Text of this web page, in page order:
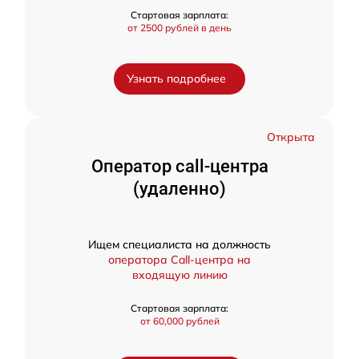
Стартовая зарплата:
от 2500 рублей в день
Узнать подробнее
Открыта
Оператор call-центра
(удаленно)
Ищем специалиста на должность
оператора Call-центра на
входящую линию
Стартовая зарплата:
от 60,000 рублей